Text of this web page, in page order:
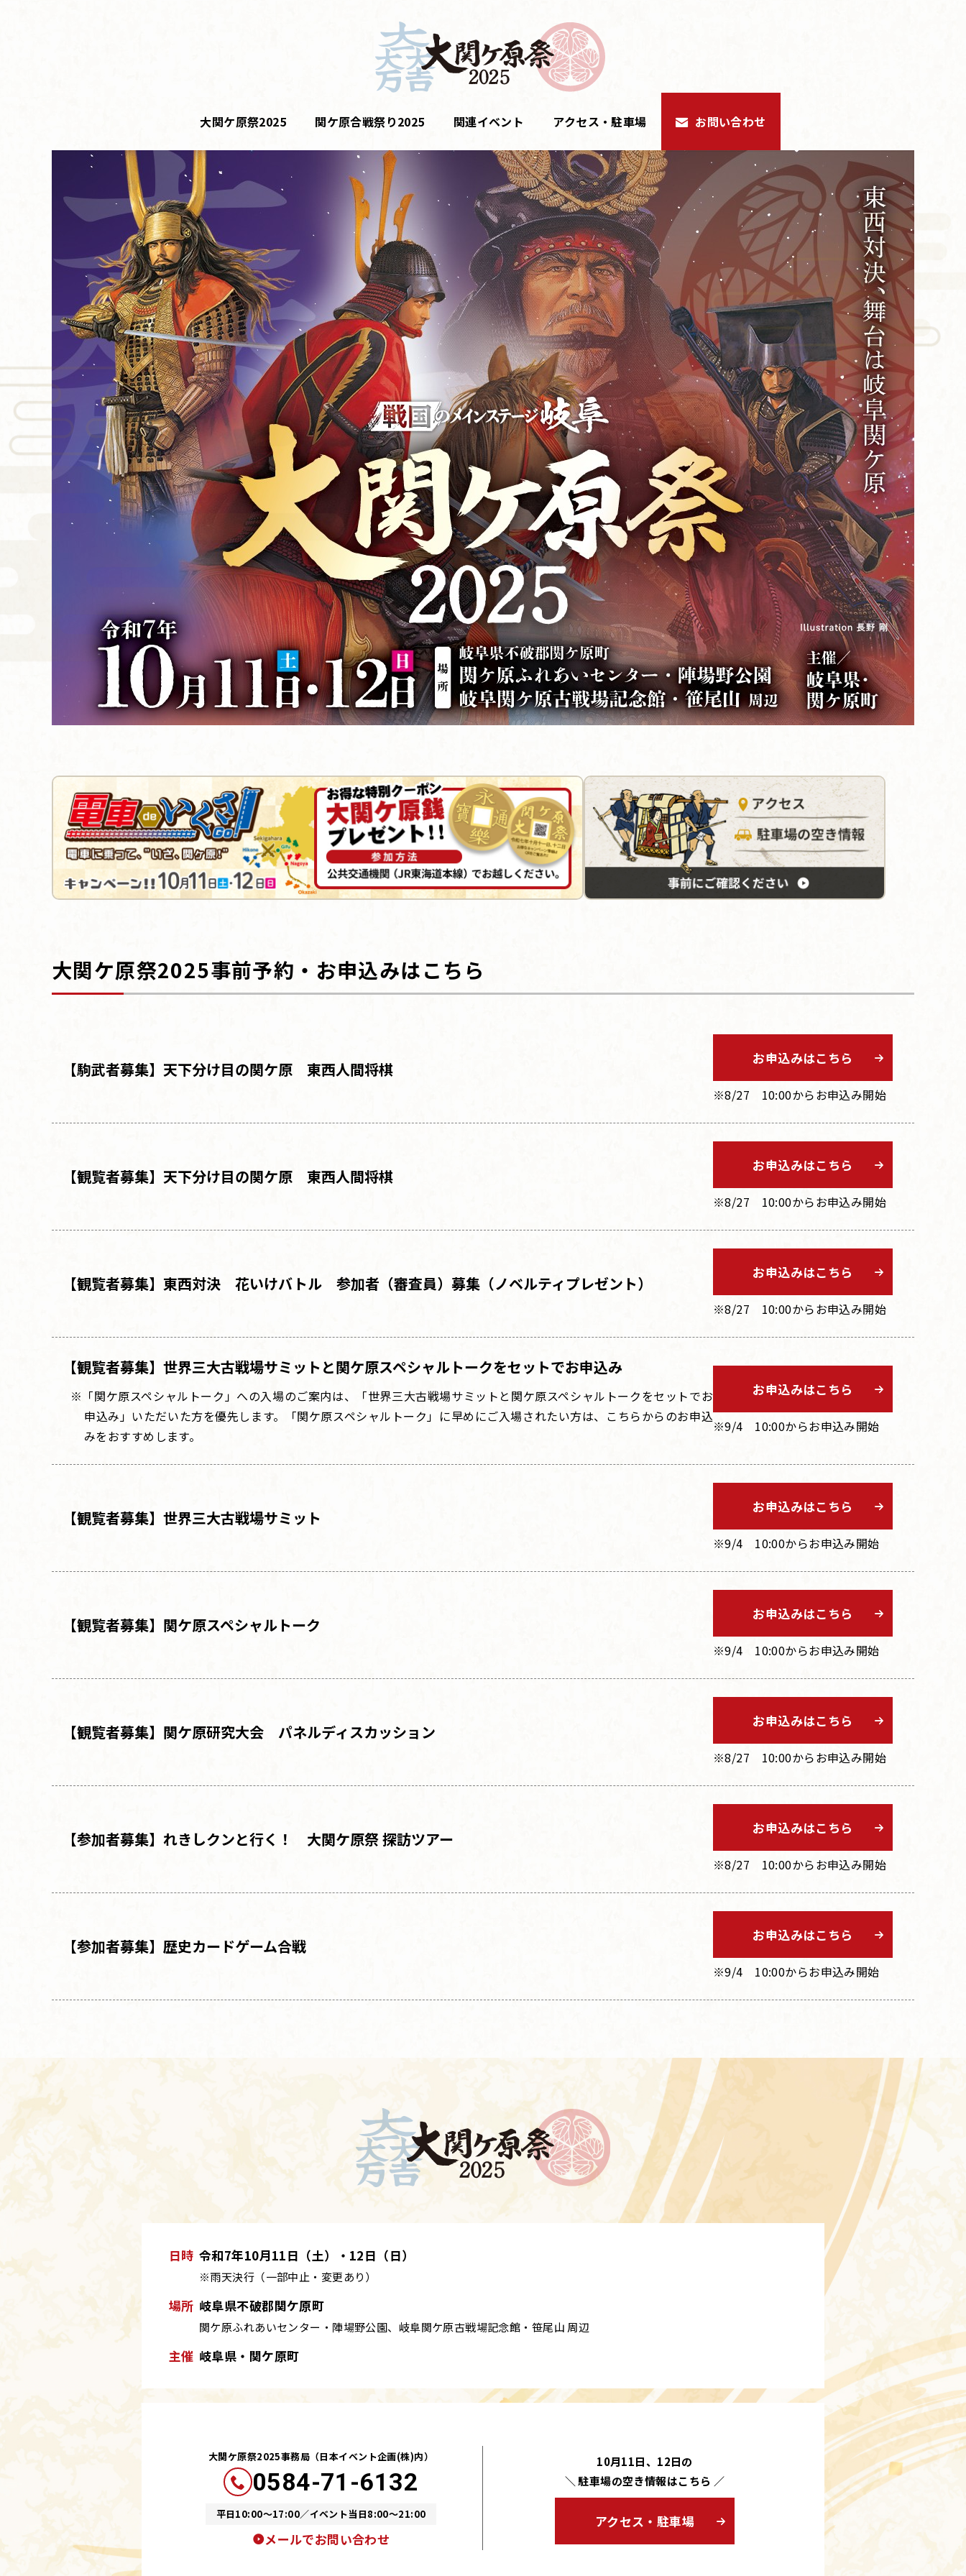
大関ケ原祭2025 関ケ原合戦祭り2025 関連イベント アクセス・駐車場 お問い合わせ
大関ケ原祭2025事前予約・お申込みはこちら
【駒武者募集】 天下分け目の関ケ原 東西人間将棋
お申込みはこちら
※8/27 10:00からお申込み開始
【観覧者募集】 天下分け目の関ケ原 東西人間将棋
お申込みはこちら
※8/27 10:00からお申込み開始
【観覧者募集】 東西対決 花いけバトル 参加者（審査員）募集 （ノベルティプレゼント）
お申込みはこちら
※8/27 10:00からお申込み開始
【観覧者募集】 世界三大古戦場サミットと関ケ原スペシャルトークをセットでお申込み
※「関ケ原スペシャルトーク」への入場のご案内は、「世界三大古戦場サミットと関ケ原スペシャルトークをセットでお
申込み」いただいた方を優先します。「関ケ原スペシャルトーク」に早めにご入場されたい方は、こちらからのお申込
みをおすすめします。
お申込みはこちら
※9/4 10:00からお申込み開始
【観覧者募集】 世界三大古戦場サミット
お申込みはこちら
※9/4 10:00からお申込み開始
【観覧者募集】 関ケ原スペシャルトーク
お申込みはこちら
※9/4 10:00からお申込み開始
【観覧者募集】 関ケ原研究大会 パネルディスカッション
お申込みはこちら
※8/27 10:00からお申込み開始
【参加者募集】 れきしクンと行く！ 大関ケ原祭 探訪ツアー
お申込みはこちら
※8/27 10:00からお申込み開始
【参加者募集】 歴史カードゲーム合戦
お申込みはこちら
※9/4 10:00からお申込み開始
日時 令和7年10月11日（土）・12日（日）
※雨天決行（一部中止・変更あり）
場所 岐阜県不破郡関ケ原町
関ケ原ふれあいセンター・陣場野公園、 岐阜関ケ原古戦場記念館・笹尾山 周辺
主催 岐阜県・関ケ原町
大関ケ原祭2025事務局（日本イベント企画(株)内）
0584-71-6132
平日10:00～17:00／イベント当日8:00～21:00
メールでお問い合わせ
10月11日、12日の
＼ 駐車場の空き情報はこちら ／
アクセス・駐車場